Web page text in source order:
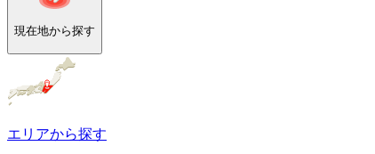
現在地から探す
エリアから探す